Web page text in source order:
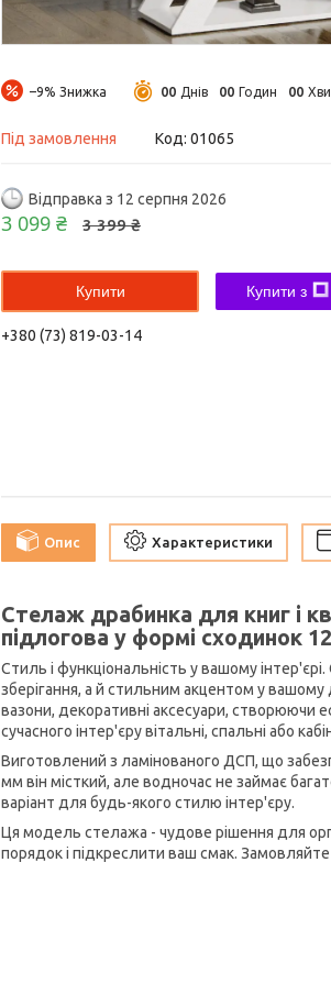
–9% 00 Днів 00 Годин 00
Під замовлення Код: 01065
Відправка з 12 серпня 2026
3 399 ₴
3 099 ₴
Купити Купити з
+380 (73) 819-03-14
Опис Характеристики
Стелаж драбинка для книг і
підлогова у формі сходинок
Стиль і функціональність у вашому
зберігання, а й стильним акцентом у вашому
вазони, декоративні аксесуари, створюючи
сучасного інтер'єру вітальні, спальні або
Виготовлений з ламінованого ДСП, що
мм він місткий, але водночас не займає
варіант для будь-якого стилю інтер'єру.
Ця модель стелажа - чудове рішення для
порядок і підкреслити ваш смак.